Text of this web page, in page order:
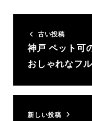
古い投稿
神戸 ペット可
おしゃれなフ
新しい投稿